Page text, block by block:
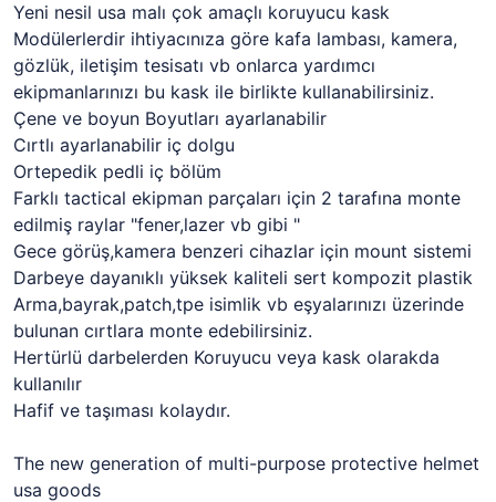
Yeni nesil usa malı çok amaçlı koruyucu kask
Modülerlerdir ihtiyacınıza göre kafa lambası, kamera,
gözlük, iletişim tesisatı vb onlarca yardımcı
ekipmanlarınızı bu kask ile birlikte kullanabilirsiniz.
Çene ve boyun Boyutları ayarlanabilir
Cırtlı ayarlanabilir iç dolgu
Ortepedik pedli iç bölüm
Farklı tactical ekipman parçaları için 2 tarafına monte
edilmiş raylar "fener,lazer vb gibi "
Gece görüş,kamera benzeri cihazlar için mount sistemi
Darbeye dayanıklı yüksek kaliteli sert kompozit plastik
Arma,bayrak,patch,tpe isimlik vb eşyalarınızı üzerinde
bulunan cırtlara monte edebilirsiniz.
Hertürlü darbelerden Koruyucu veya kask olarakda
kullanılır
Hafif ve taşıması kolaydır.
The new generation of multi-purpose protective helmet
usa goods